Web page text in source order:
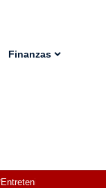
Finanzas
Entretenimiento